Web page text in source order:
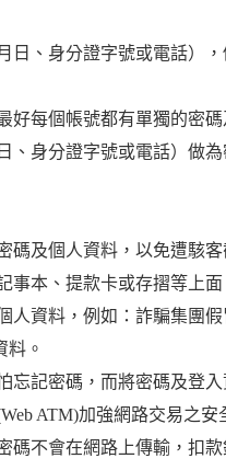
日、身分證字號或電話）
好每個帳號都有單獨的密
、身分證字號或電話）做
碼及個人資料，以免遭駭
事本、提款卡或存摺等上
人資料，例如：詐騙集團
料。
忘記密碼，而將密碼及登
ATM)加強網路交易之安
碼不會在網路上傳輸，扣